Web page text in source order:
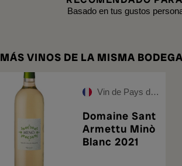
Basado en tus gustos
MÁS VINOS DE LA MISMA BODEGA
Vin de Pays de l'Île de Beauté
Domaine Sant
Armettu Minò
Blanc 2021